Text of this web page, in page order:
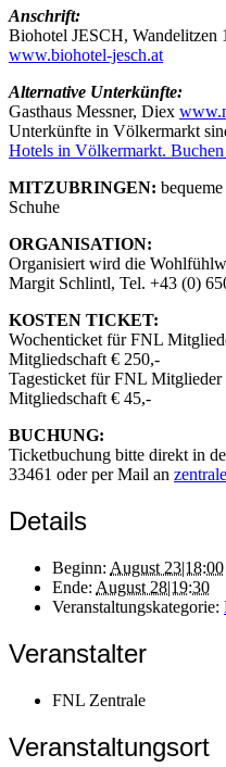
Anschrift:
Biohotel JESCH, Wandelitzen
www.biohotel-jesch.at
Alternative Unterkünfte:
Gasthaus Messner, Diex
Unterkünfte in Völkermarkt
Hotels in Völkermarkt.
MITZUBRINGEN:
Schuhe
ORGANISATION:
Organisiert wird die
Margit Schlintl, Tel. +43 (0)
KOSTEN TICKET:
Wochenticket für FNL
Mitgliedschaft € 250,-
Tagesticket für FNL Mitglieder
Mitgliedschaft € 45,-
BUCHUNG:
Ticketbuchung bitte direkt in
33461 oder per Mail an
Details
Beginn: August 23|18:00
Ende: August 28|19:30
Veranstaltungskategorie:
Veranstalter
FNL Zentrale
Veranstaltungsort